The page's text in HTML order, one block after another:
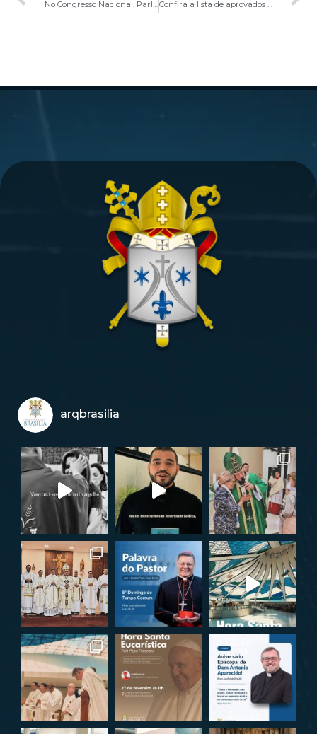
No Congresso Nacional, Parlamentares participam da primeira Missa de 2025 Confira a lista de aprovados na seleção de novos cantores do Coro Arquidiocesano (Edital 01/2025)
arqbrasilia